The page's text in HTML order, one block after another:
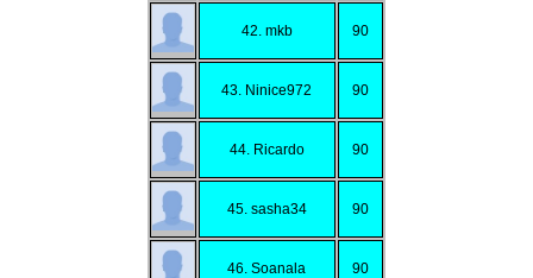
42. mkb 90
43. Ninice972 90
44. Ricardo 90
45. sasha34 90
46. Soanala 90